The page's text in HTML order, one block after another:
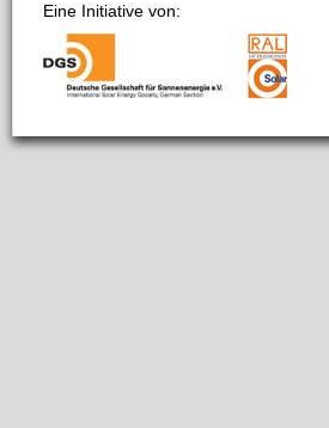
Eine Initiative von: